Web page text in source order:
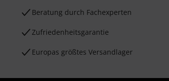
Beratung durch Fachexperten
Zufriedenheitsgarantie
Europas größtes Versandlager